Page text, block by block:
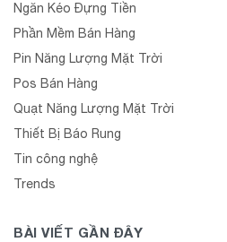
Ngăn Kéo Đựng Tiền
Phần Mềm Bán Hàng
Pin Năng Lượng Mặt Trời
Pos Bán Hàng
Quạt Năng Lượng Mặt Trời
Thiết Bị Báo Rung
Tin công nghệ
Trends
BÀI VIẾT GẦN ĐÂY